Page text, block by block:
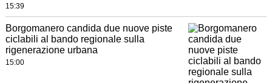
15:39
Borgomanero candida due nuove piste
ciclabili al bando regionale sulla
rigenerazione urbana
15:00